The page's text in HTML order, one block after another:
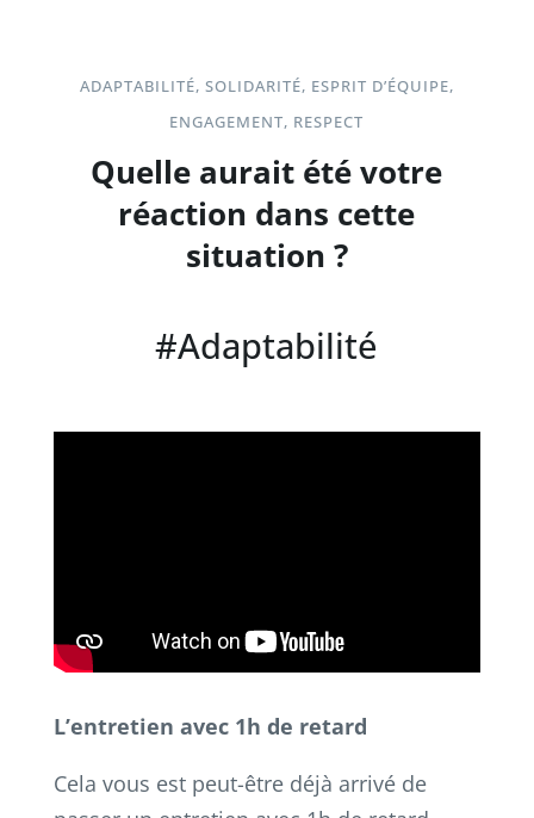
ADAPTABILITÉ, SOLIDARITÉ, ESPRIT D’ÉQUIPE,
ENGAGEMENT, RESPECT
Quelle aurait été votre
réaction dans cette
situation ?
#Adaptabilité
L’entretien avec 1h de retard
Cela vous est peut-être déjà arrivé de